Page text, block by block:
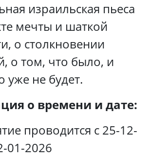
израильская пьеса
мечты и шаткой
о столкновении
о том, что было, и
уже не будет.
о времени и дате:
проводится с 25-12-
01-2026